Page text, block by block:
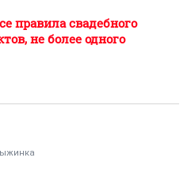
правила свадебного
не более одного